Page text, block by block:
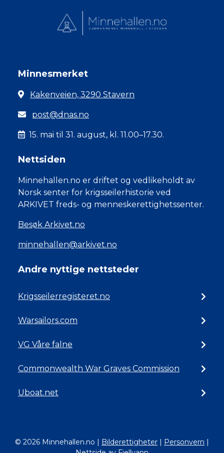
Minnesmerket
Kakenveien, 3290 Stavern
post@dnas.no
15. mai til 31. august, kl. 11.00–17.30.
Nettsiden
Minnehallen.no er driftet og vedlikeholdt av
Norsk senter for krigsseilerhistorie ved
ARKIVET freds- og menneskerettighetssenter.
Besøk Arkivet.no
minnehallen@arkivet.no
Andre nyttige nettsteder
Krigsseilerregisteret.no
Warsailors.com
VG Våre falne
Commonwealth War Graves Commission
Uboat.net
© 2026 Minnehallen.no | Bilderettigheter | Personvern |